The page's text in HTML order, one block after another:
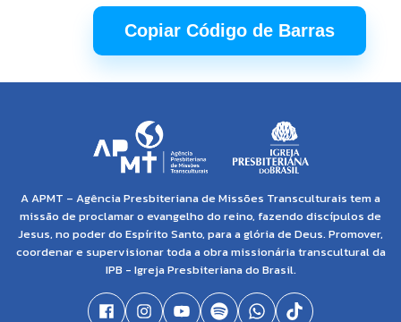
Copiar Código de Barras
A APMT – Agência Presbiteriana de Missões Transculturais tem a
missão de proclamar o evangelho do reino, fazendo discípulos de
Jesus, no poder do Espírito Santo, para a glória de Deus. Promover,
coordenar e supervisionar toda a obra missionária transcultural da
IPB - Igreja Presbiteriana do Brasil.